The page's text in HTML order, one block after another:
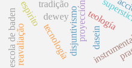
proyección
disjuntivismo
tecnología
dewey teología
espirito
escola de baden dasein
reavaliação
tradição